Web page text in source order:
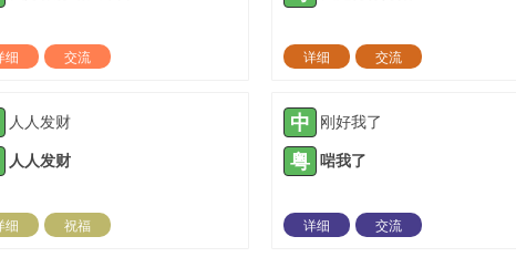
细
交流
详细
交流
人人发财
人人发财
细
祝福
中 刚好我了
粤 啱我了
详细
交流